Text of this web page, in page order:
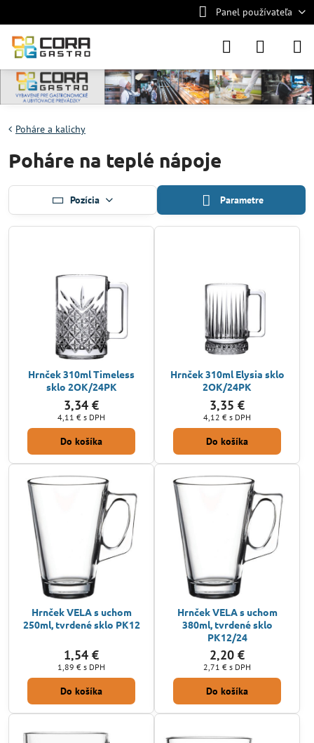
Panel používateľa
Poháre a kalichy
Poháre na teplé nápoje
Pozícia Parametre
Hrnček 310ml Timeless
sklo 2OK/24PK
3,34 €
4,11 € s DPH
Do košíka
Hrnček 310ml Elysia sklo
2OK/24PK
3,35 €
4,12 € s DPH
Do košíka
Hrnček VELA s uchom
250ml, tvrdené sklo PK12
1,54 €
1,89 € s DPH
Do košíka
Hrnček VELA s uchom
380ml, tvrdené sklo
PK12/24
2,20 €
2,71 € s DPH
Do košíka